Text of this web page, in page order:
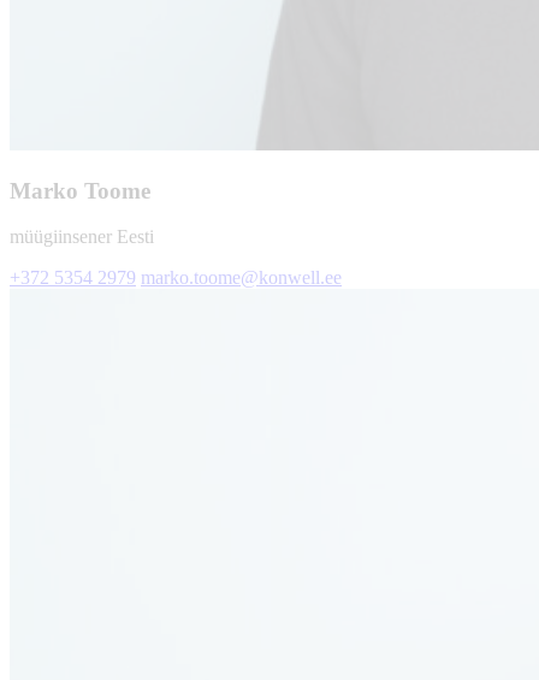
Marko Toome
müügiinsener Eesti
+372 5354 2979 marko.toome@konwell.ee